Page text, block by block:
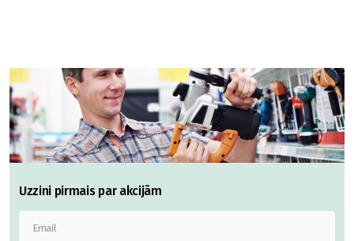
Uzzini pirmais par akcijām